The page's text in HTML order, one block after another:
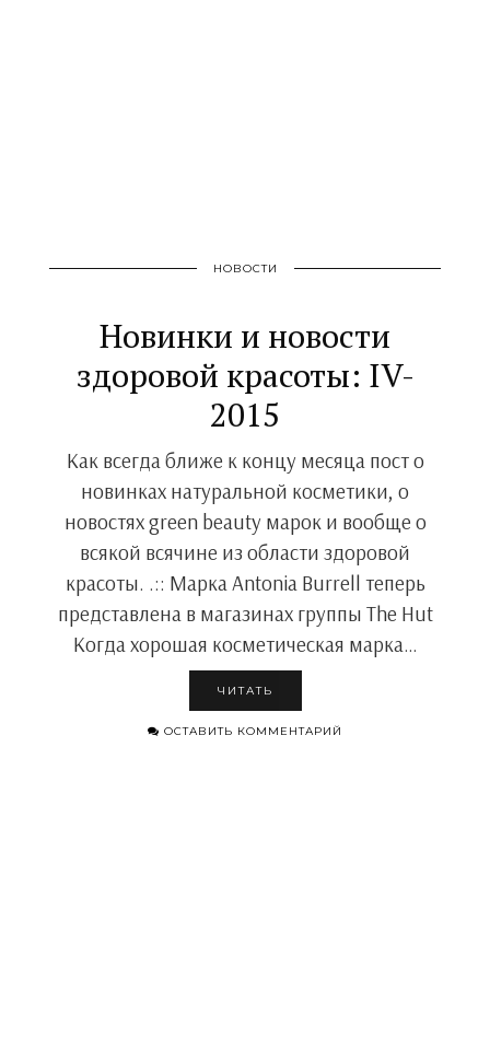
НОВОСТИ
Новинки и новости
здоровой красоты: IV-
2015
Как всегда ближе к концу месяца пост о
новинках натуральной косметики, о
новостях green beauty марок и вообще о
всякой всячине из области здоровой
красоты. .:: Марка Antonia Burrell теперь
представлена в магазинах группы The Hut
Когда хорошая косметическая марка…
ЧИТАТЬ
ОСТАВИТЬ КОММЕНТАРИЙ